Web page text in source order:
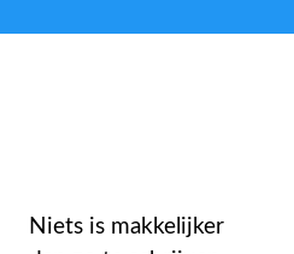
Niets is makkelijker